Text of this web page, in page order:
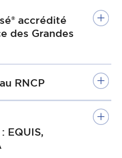
accrédité
des Grandes
RNCP
EQUIS,